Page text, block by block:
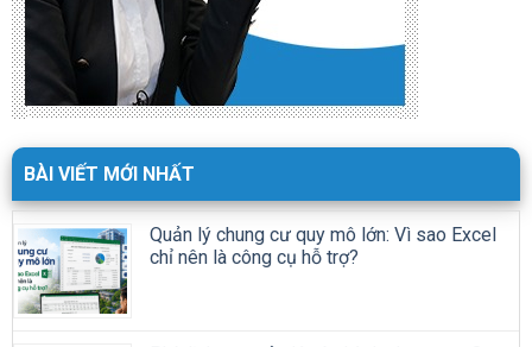
BÀI VIẾT MỚI NHẤT
Quản lý chung cư quy mô lớn: Vì sao Excel
chỉ nên là công cụ hỗ trợ?